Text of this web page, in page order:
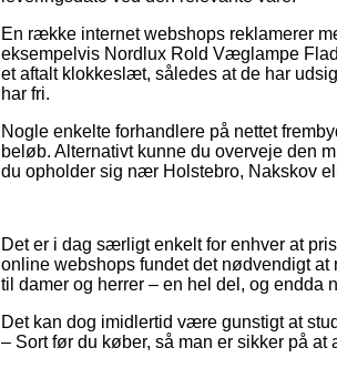
En række internet webshops reklamerer
eksempelvis Nordlux Rold Væglampe
et aftalt klokkeslæt, således at de har
har fri.
Nogle enkelte forhandlere på nettet
beløb. Alternativt kunne du overveje den
du opholder sig nær Holstebro, Nakskov
Det er i dag særligt enkelt for enhver at
online webshops fundet det nødvendigt
til damer og herrer – en hel del, og endda
Det kan dog imidlertid være gunstigt at
– Sort før du køber, så man er sikker på